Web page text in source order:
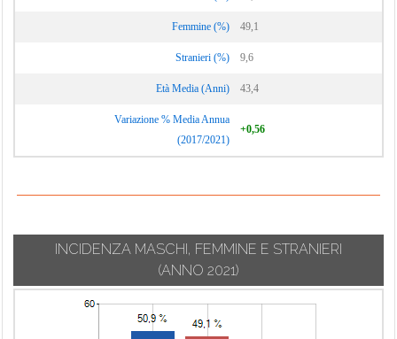
Femmine (%) 49,1
Stranieri (%) 9,6
Età Media (Anni) 43,4
Variazione % Media Annua
(2017/2021)
+0,56
INCIDENZA MASCHI, FEMMINE E STRANIERI
(ANNO 2021)